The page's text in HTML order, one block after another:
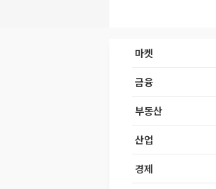
마켓
금융
부동산
산업
경제